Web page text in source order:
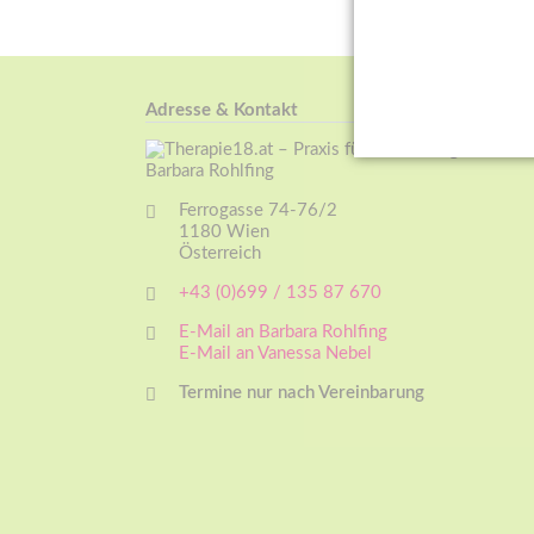
Adresse & Kontakt
Ferrogasse 74-76/2
1180 Wien
Österreich
+43 (0)699 / 135 87 670
E-Mail an Barbara Rohlfing
E-Mail an Vanessa Nebel
Termine nur nach Vereinbarung